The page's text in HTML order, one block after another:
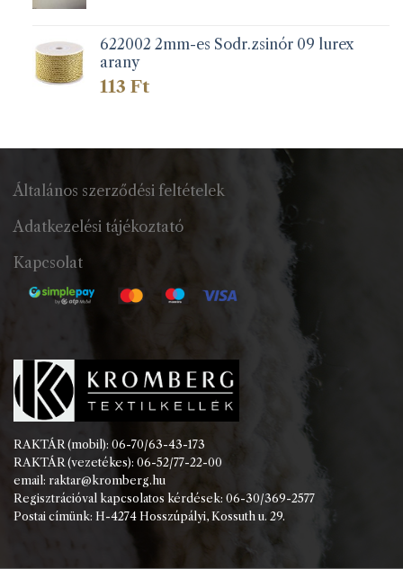
622002 2mm-es Sodr.zsinór 09 lurex
arany
113 Ft
Általános szerződési feltételek
Adatkezelési tájékoztató
Kapcsolat
RAKTÁR (mobil): 06-70/63-43-173
RAKTÁR (vezetékes): 06-52/77-22-00
email: raktar@kromberg.hu
Regisztrációval kapcsolatos kérdések: 06-30/369-2577
Postai címünk: H-4274 Hosszúpályi, Kossuth u. 29.